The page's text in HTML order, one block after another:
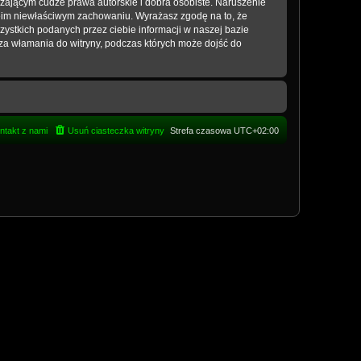
cudze prawa autorskie i dobra osobiste. Naruszenie
niewłaściwym zachowaniu. Wyrażasz zgodę na to, że
podanych przez ciebie informacji w naszej bazie
włamania do witryny, podczas których może dojść do
Strefa czasowa UTC+02:00
Usuń ciasteczka witryny
z nami